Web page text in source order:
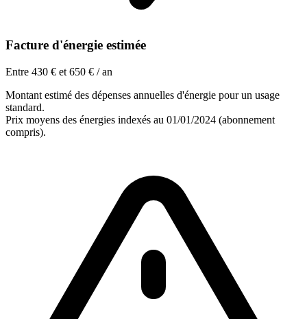
Facture d'énergie estimée
Entre 430 € et 650 € / an
Montant estimé des dépenses annuelles d'énergie pour un usage
standard.
Prix moyens des énergies indexés au 01/01/2024 (abonnement
compris).